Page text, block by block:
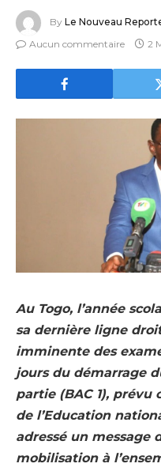
By Le Nouveau
Aucun commentaire
2
Au Togo, l’année
sa dernière ligne
imminente des
jours du démarrage
partie (BAC 1), prévu
de l’Education
adressé un message
mobilisation à